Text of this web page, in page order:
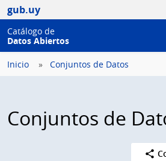
gub.uy
Catálogo de
Datos Abiertos
Inicio Conjuntos de Datos
Conjuntos de